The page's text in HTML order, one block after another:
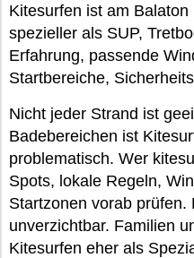
Kitesurfen ist am
spezieller als SUP,
Erfahrung, passende
Startbereiche,
Nicht jeder Strand ist
Badebereichen ist
problematisch. Wer
Spots, lokale Regeln,
Startzonen vorab prüfen.
unverzichtbar. Familien
Kitesurfen eher als